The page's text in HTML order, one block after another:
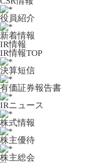
役員紹介
新着情報
IR情報
IR情報TOP
決算短信
有価証券報告書
IRニュース
株式情報
株主優待
株主総会